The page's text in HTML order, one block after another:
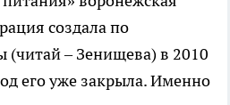
создала по
(читай – Зенищева) в 2010
его уже закрыла. Именно